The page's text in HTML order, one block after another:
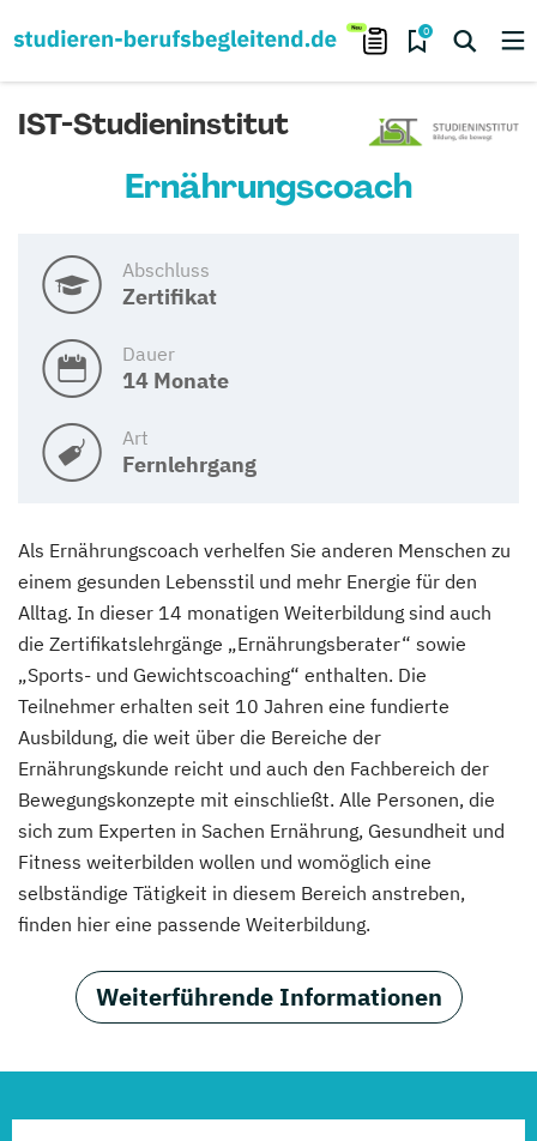
0
IST-Studieninstitut
Ernährungscoach
Abschluss
Zertifikat
Dauer
14 Monate
Art
Fernlehrgang
Als Ernährungscoach verhelfen Sie anderen Menschen zu
einem gesunden Lebensstil und mehr Energie für den
Alltag. In dieser 14 monatigen Weiterbildung sind auch
die Zertifikatslehrgänge „Ernährungsberater“ sowie
„Sports- und Gewichtscoaching“ enthalten. Die
Teilnehmer erhalten seit 10 Jahren eine fundierte
Ausbildung, die weit über die Bereiche der
Ernährungskunde reicht und auch den Fachbereich der
Bewegungskonzepte mit einschließt. Alle Personen, die
sich zum Experten in Sachen Ernährung, Gesundheit und
Fitness weiterbilden wollen und womöglich eine
selbständige Tätigkeit in diesem Bereich anstreben,
finden hier eine passende Weiterbildung.
Weiterführende Informationen